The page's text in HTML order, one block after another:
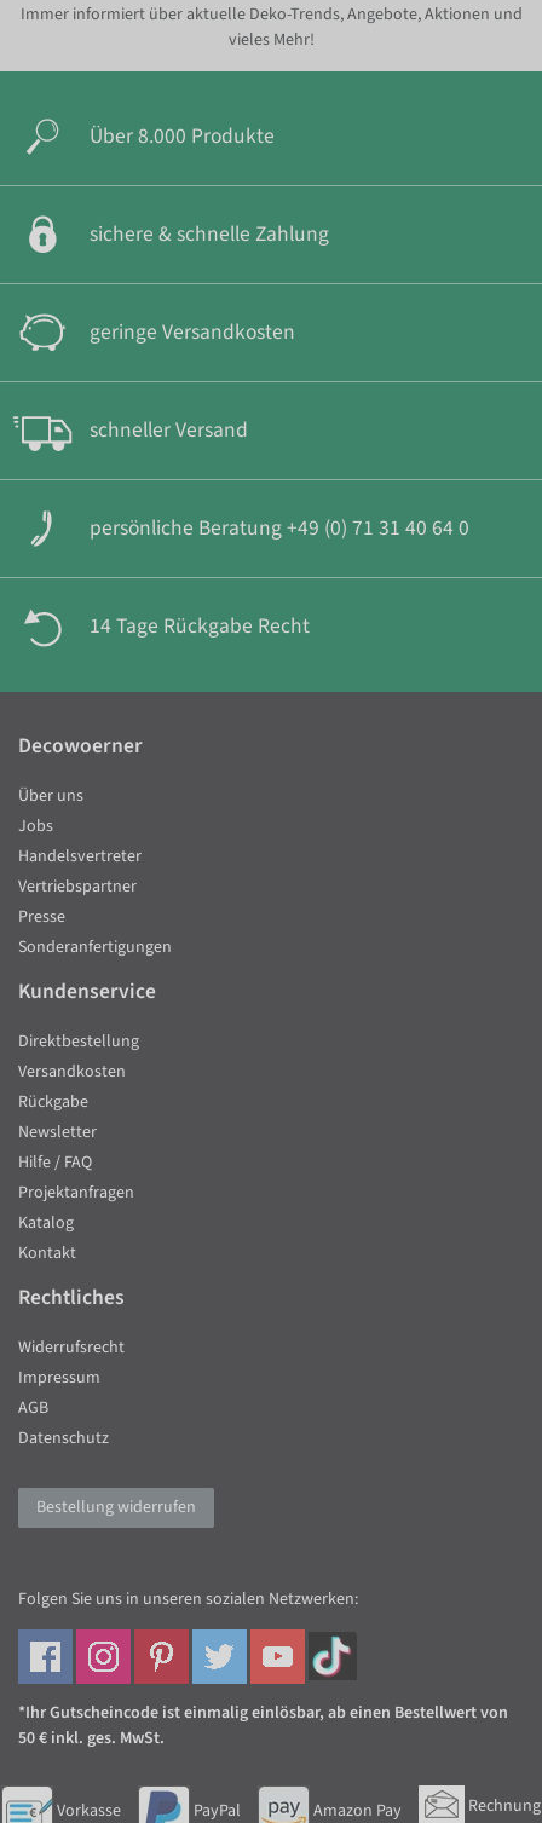
Immer informiert über aktuelle Deko-Trends, Angebote, Aktionen und
vieles Mehr!
Über 8.000 Produkte
sichere & schnelle Zahlung
geringe Versandkosten
schneller Versand
persönliche Beratung +49 (0) 71 31 40 64 0
14 Tage Rückgabe Recht
Decowoerner
Über uns
Jobs
Handelsvertreter
Vertriebspartner
Presse
Sonderanfertigungen
Kundenservice
Direktbestellung
Versandkosten
Rückgabe
Newsletter
Hilfe / FAQ
Projektanfragen
Katalog
Kontakt
Rechtliches
Widerrufsrecht
Impressum
AGB
Datenschutz
Bestellung widerrufen
Folgen Sie uns in unseren sozialen Netzwerken:
*Ihr Gutscheincode ist einmalig einlösbar, ab einen Bestellwert von
50 € inkl. ges. MwSt.
Vorkasse PayPal Amazon Pay Rechnung